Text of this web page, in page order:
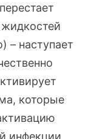
– наступает
которые
инфекции.